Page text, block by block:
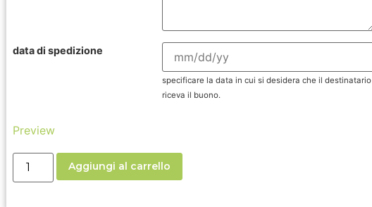
data di spedizione
specificare la data in cui si desidera che il destinatario
riceva il buono.
Preview
Aggiungi al carrello